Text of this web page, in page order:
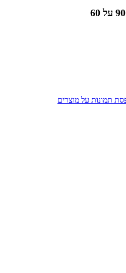
תמונות על מוצרים